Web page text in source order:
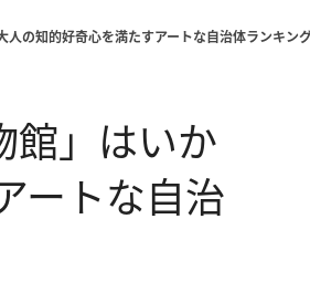
の知的好奇心を満たすアートな自治体ランキン
館」はいか
ートな自治